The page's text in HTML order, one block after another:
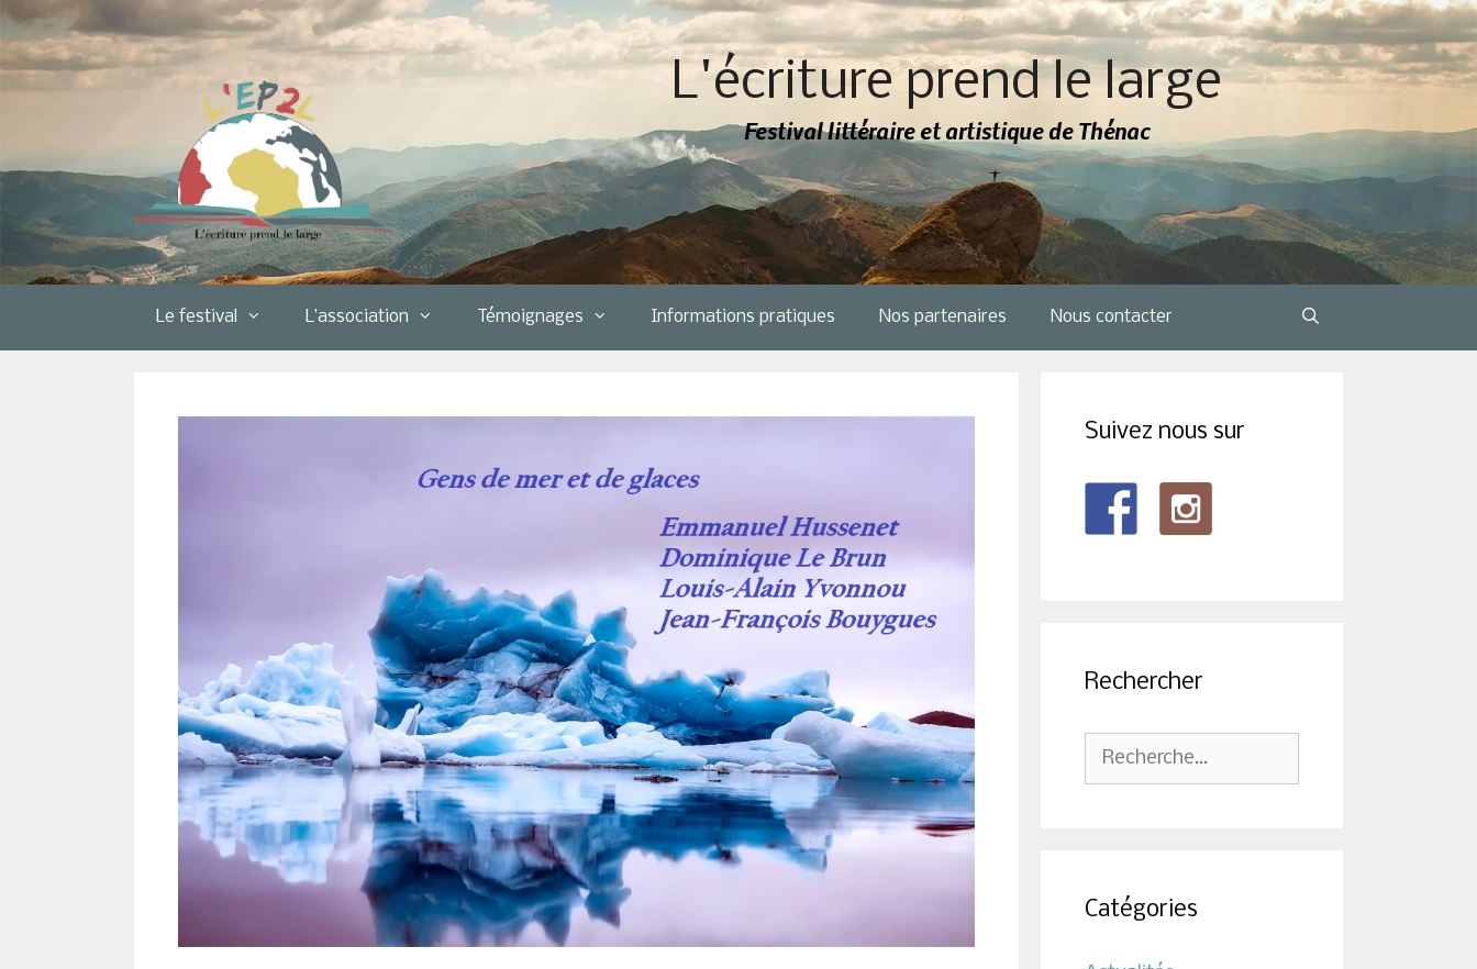
Aller
au
contenu
L'écriture prend le large
Festival littéraire et artistique de Thénac
Le festival L’association Témoignages Informations pratiques Nos partenaires Nous contacter
Suivez nous sur
Rechercher
Rechercher :
Catégories